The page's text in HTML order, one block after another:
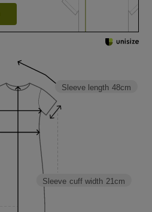
Sleeve cuff width 21cm
Sleeve length 48cm